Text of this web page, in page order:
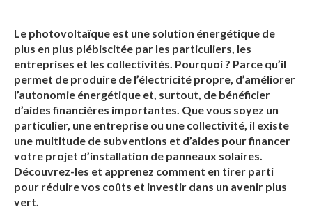
Le photovoltaïque est une solution énergétique de
plus en plus plébiscitée par les particuliers, les
entreprises et les collectivités. Pourquoi ? Parce qu’il
permet de produire de l’électricité propre, d’améliorer
l’autonomie énergétique et, surtout, de bénéficier
d’aides financières importantes. Que vous soyez un
particulier, une entreprise ou une collectivité, il existe
une multitude de subventions et d’aides pour financer
votre projet d’installation de panneaux solaires.
Découvrez-les et apprenez comment en tirer parti
pour réduire vos coûts et investir dans un avenir plus
vert.